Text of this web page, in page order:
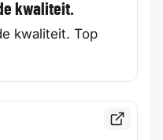
kwaliteit.
kwaliteit. Top
Bekijk